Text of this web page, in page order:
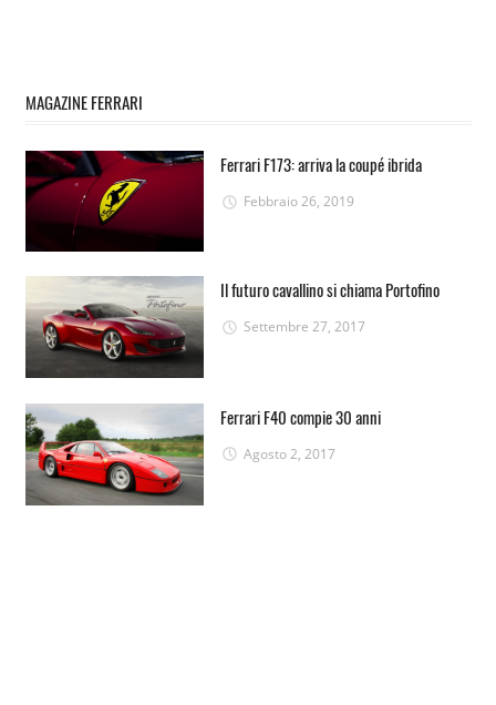
MAGAZINE FERRARI
Ferrari F173: arriva la coupé ibrida
Febbraio 26, 2019
Il futuro cavallino si chiama Portofino
Settembre 27, 2017
Ferrari F40 compie 30 anni
Agosto 2, 2017